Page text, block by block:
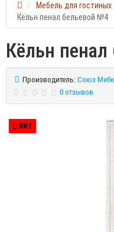
Мебель для гостиных
Кёльн пенал бельевой №4
Кёльн
Производитель: Союз
0 отзывов
ХИТ